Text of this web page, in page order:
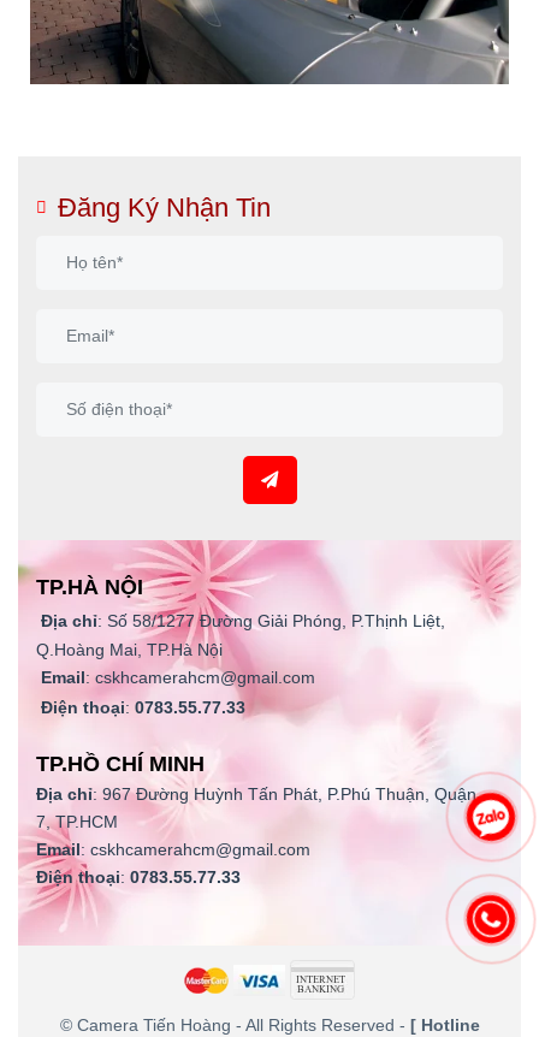
Đăng Ký Nhận Tin
TP.HÀ NỘI
Địa chỉ: Số 58/1277 Đường Giải Phóng, P.Thịnh Liệt,
Q.Hoàng Mai, TP.Hà Nội
Email: cskhcamerahcm@gmail.com
Điện thoại: 0783.55.77.33
TP.HỒ CHÍ MINH
Địa chỉ: 967 Đường Huỳnh Tấn Phát, P.Phú Thuận, Quận
7, TP.HCM
Email: cskhcamerahcm@gmail.com
Điện thoại: 0783.55.77.33
© Camera Tiến Hoàng - All Rights Reserved - [ Hotline